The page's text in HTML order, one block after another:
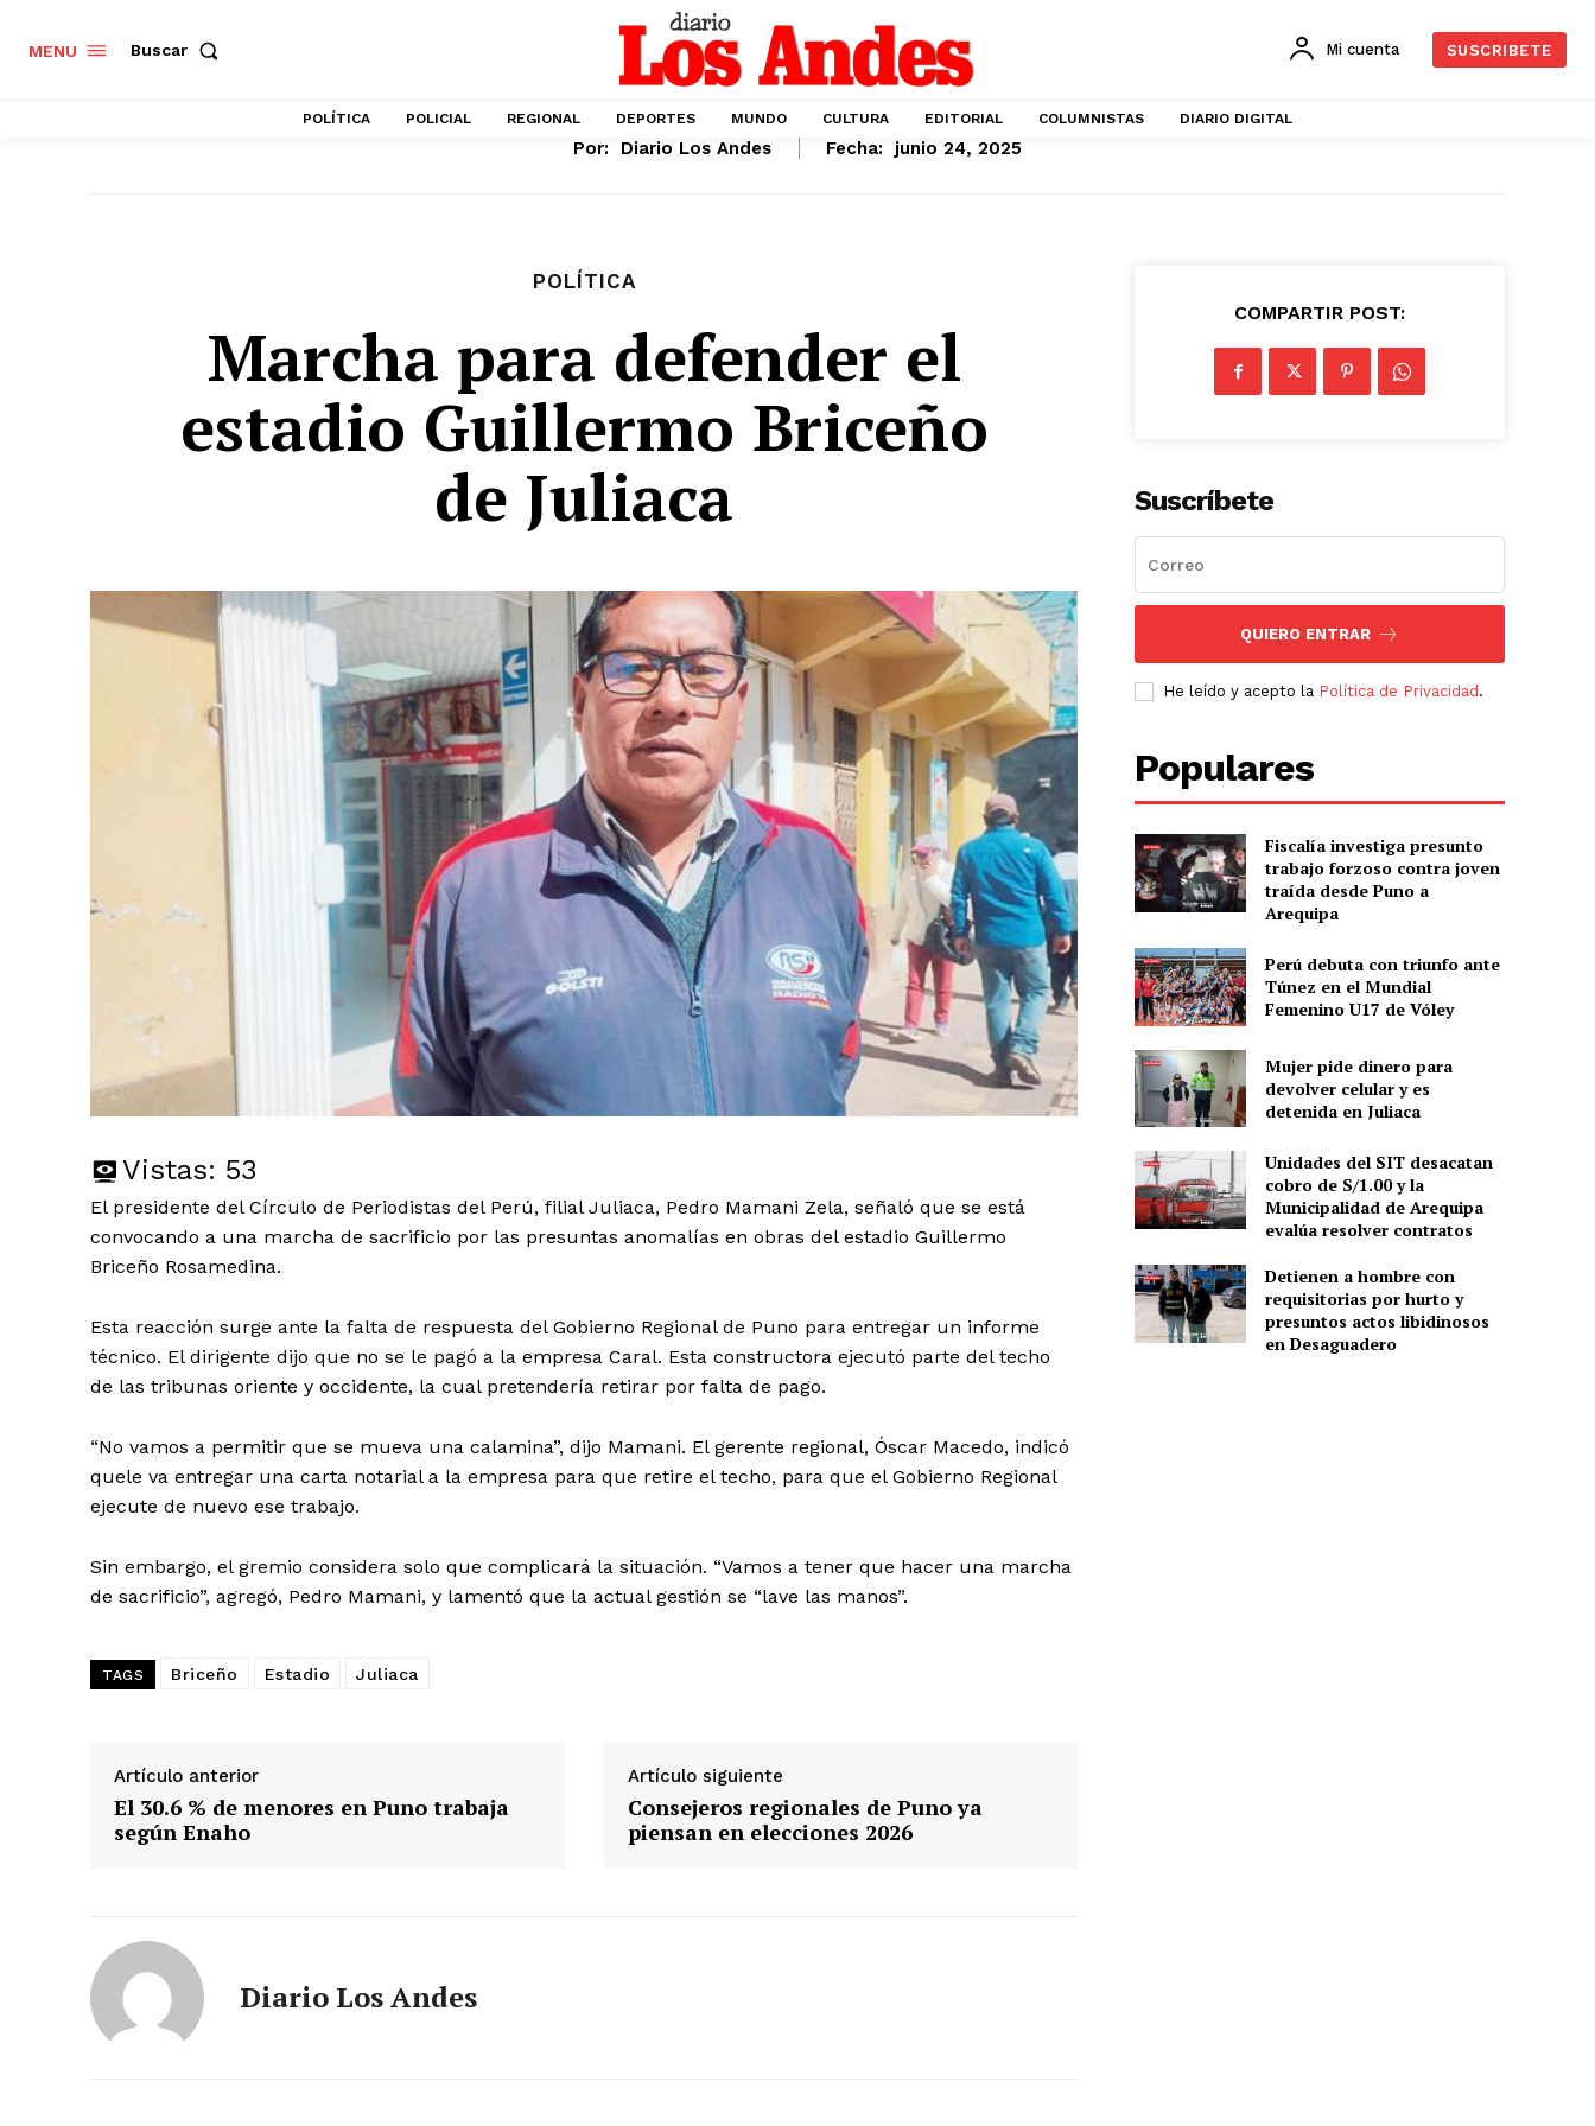
Contacto
Prensa
MENU Buscar Mi cuenta SUSCRIBETE
POLÍTICA POLICIAL REGIONAL DEPORTES MUNDO CULTURA EDITORIAL COLUMNISTAS DIARIO DIGITAL
Por: Diario Los Andes Fecha: junio 24, 2025
POLÍTICA
Marcha para defender el
estadio Guillermo Briceño
de Juliaca
Vistas: 53
El presidente del Círculo de Periodistas del Perú, filial Juliaca, Pedro Mamani Zela, señaló que se está
convocando a una marcha de sacrificio por las presuntas anomalías en obras del estadio Guillermo
Briceño Rosamedina.
Esta reacción surge ante la falta de respuesta del Gobierno Regional de Puno para entregar un informe
técnico. El dirigente dijo que no se le pagó a la empresa Caral. Esta constructora ejecutó parte del techo
de las tribunas oriente y occidente, la cual pretendería retirar por falta de pago.
“No vamos a permitir que se mueva una calamina”, dijo Mamani. El gerente regional, Óscar Macedo, indicó
quele va entregar una carta notarial a la empresa para que retire el techo, para que el Gobierno Regional
ejecute de nuevo ese trabajo.
Sin embargo, el gremio considera solo que complicará la situación. “Vamos a tener que hacer una marcha
de sacrificio”, agregó, Pedro Mamani, y lamentó que la actual gestión se “lave las manos”.
TAGS Briceño Estadio Juliaca
Artículo anterior
El 30.6 % de menores en Puno trabaja
según Enaho
Artículo siguiente
Consejeros regionales de Puno ya
piensan en elecciones 2026
Diario Los Andes
COMPARTIR POST:
Suscríbete
QUIERO ENTRAR
He leído y acepto la Política de Privacidad .
Populares
Fiscalía investiga presunto
trabajo forzoso contra joven
traída desde Puno a
Arequipa
Perú debuta con triunfo ante
Túnez en el Mundial
Femenino U17 de Vóley
Mujer pide dinero para
devolver celular y es
detenida en Juliaca
Unidades del SIT desacatan
cobro de S/1.00 y la
Municipalidad de Arequipa
evalúa resolver contratos
Detienen a hombre con
requisitorias por hurto y
presuntos actos libidinosos
en Desaguadero